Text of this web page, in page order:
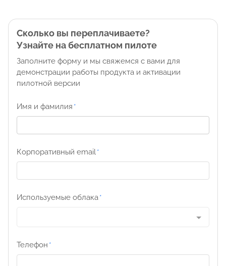
Сколько вы переплачиваете?
Узнайте на бесплатном пилоте
Заполните форму и мы свяжемся с вами для
демонстрации работы продукта и активации
пилотной версии
Имя и фамилия
Корпоративный email
Используемые облака
Телефон